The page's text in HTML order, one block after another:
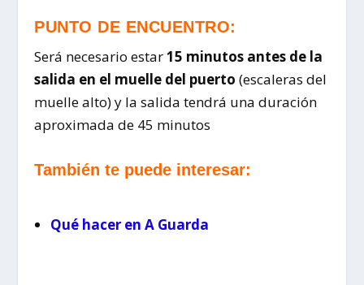
PUNTO DE ENCUENTRO:
Será necesario estar15 minutos antes de la
salida en el muelle del puerto (escaleras del
muelle alto) y la salida tendrá una duración
aproximada de 45 minutos
También te puede interesar:
Qué hacer en A Guarda